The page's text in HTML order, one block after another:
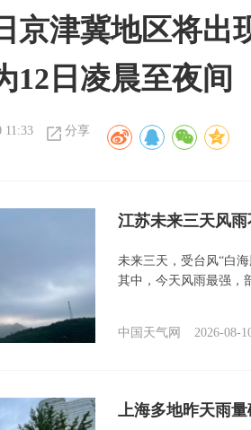
京津冀地区将出
12日凌晨至夜间
11:33 分享
江苏未来三天风
未来三天，受台风“白
其中，今天风雨最强，
中国天气网 2026-08-
上海多地昨天雨